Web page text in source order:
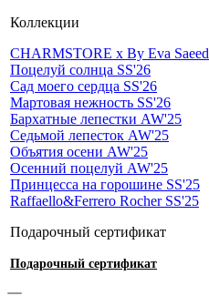
Коллекции
CHARMSTORE х By Eva Saeed
Поцелуй солнца SS'26
Сад моего сердца SS'26
Мартовая нежность SS'26
Бархатные лепестки AW'25
Седьмой лепесток AW'25
Объятия осени AW'25
Осенний поцелуй AW'25
Принцесса на горошине SS'25
Raffaello&Ferrero Rocher SS'25
Подарочный сертификат
Подарочный сертификат